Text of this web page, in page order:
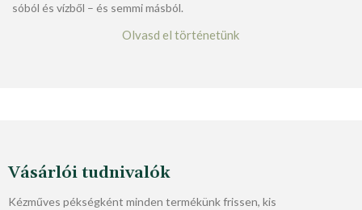
sóból és vízből – és semmi másból.
Olvasd el történetünk
Vásárlói tudnivalók
Kézműves pékségként minden termékünk frissen, kis